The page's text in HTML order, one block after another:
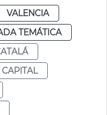
VALENCIA
TEMÁTICA